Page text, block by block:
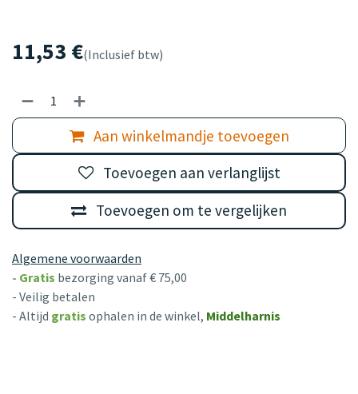
11,53 €(Inclusief btw)
Aan winkelmandje toevoegen
Toevoegen om te vergelijken
Toevoegen aan verlanglijst
Algemene voorwaarden
- Gratis bezorging vanaf € 75,00
- Veilig betalen
- Altijd gratis ophalen in de winkel, Middelharnis